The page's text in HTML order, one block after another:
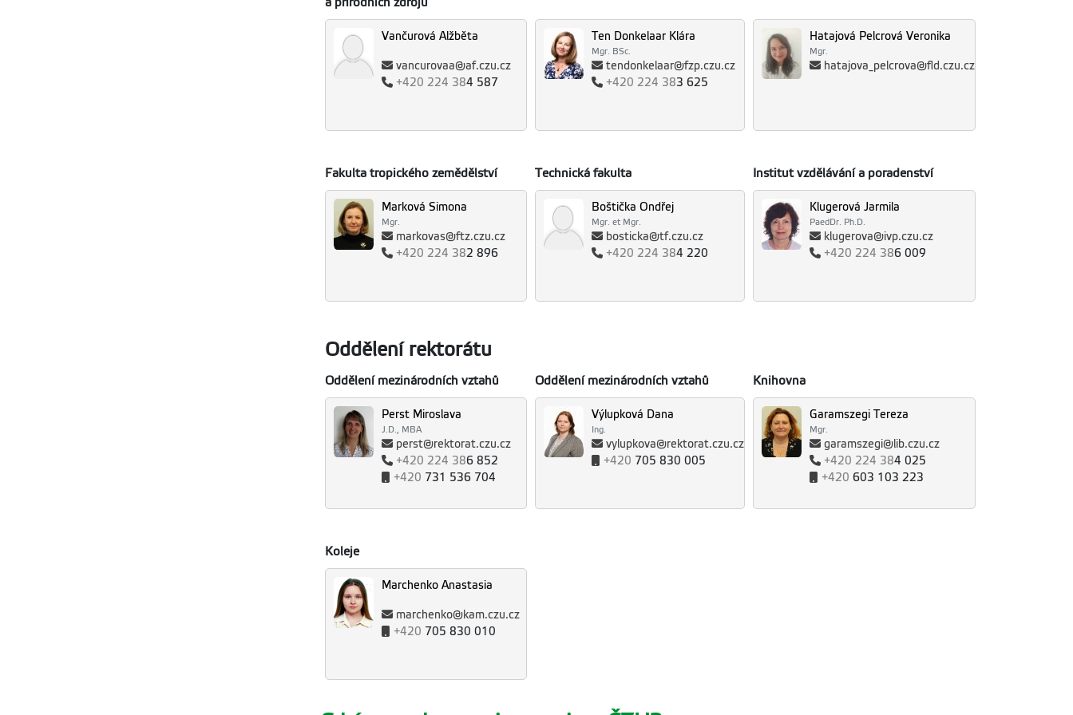
Vančurová Alžběta
vancurovaa@af.czu.cz
+420 224 384 587
Ten Donkelaar Klára
Mgr. BSc.
tendonkelaar@fzp.czu.cz
+420 224 383 625
Hatajová Pelcrová Veronika
Mgr.
hatajova_pelcrova@fld.czu.cz
Fakulta tropického zemědělství Technická fakulta Institut vzdělávání a poradenství
Marková Simona
Mgr.
markovas@ftz.czu.cz
+420 224 382 896
Boštička Ondřej
Mgr. et Mgr.
bosticka@tf.czu.cz
+420 224 384 220
Klugerová Jarmila
PaedDr. Ph.D.
klugerova@ivp.czu.cz
+420 224 386 009
Oddělení rektorátu
Oddělení mezinárodních vztahů Oddělení mezinárodních vztahů Knihovna
Perst Miroslava
J.D., MBA
perst@rektorat.czu.cz
+420 224 386 852
+420 731 536 704
Výlupková Dana
Ing.
vylupkova@rektorat.czu.cz
+420 705 830 005
Garamszegi Tereza
Mgr.
garamszegi@lib.czu.cz
+420 224 384 025
+420 603 103 223
Koleje
Marchenko Anastasia
marchenko@kam.czu.cz
+420 705 830 010